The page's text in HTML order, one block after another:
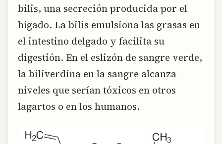
bilis, una secreción producida por el
hígado. La bilis emulsiona las grasas en
el intestino delgado y facilita su
digestión. En el eslizón de sangre verde,
la biliverdina en la sangre alcanza
niveles que serían tóxicos en otros
lagartos o en los humanos.